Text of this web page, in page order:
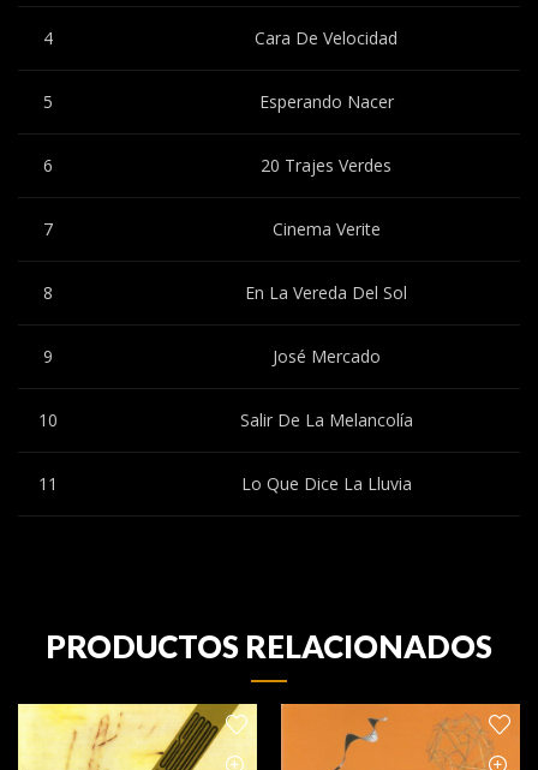
4 Cara De Velocidad
5 Esperando Nacer
6 20 Trajes Verdes
7 Cinema Verite
8 En La Vereda Del Sol
9 José Mercado
10 Salir De La Melancolía
11 Lo Que Dice La Lluvia
PRODUCTOS RELACIONADOS